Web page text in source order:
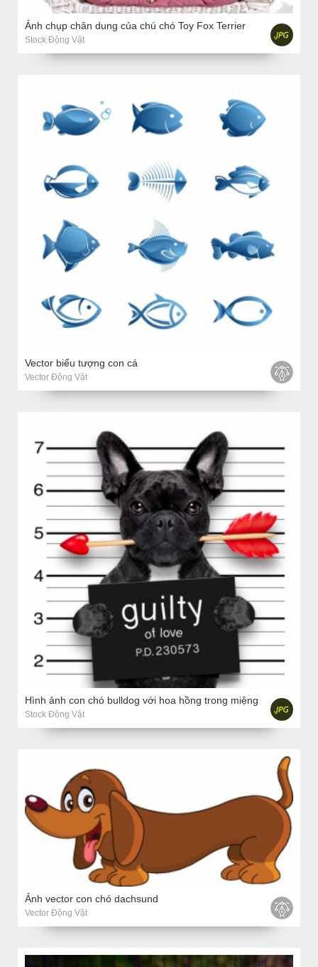
Ảnh chụp chân dung của chú chó Toy Fox Terrier
Stock Động Vật
Vector biểu tượng con cá
Vector Động Vật
Hình ảnh con chó bulldog với hoa hồng trong miệng
Stock Động Vật
Ảnh vector con chó dachsund
Vector Động Vật